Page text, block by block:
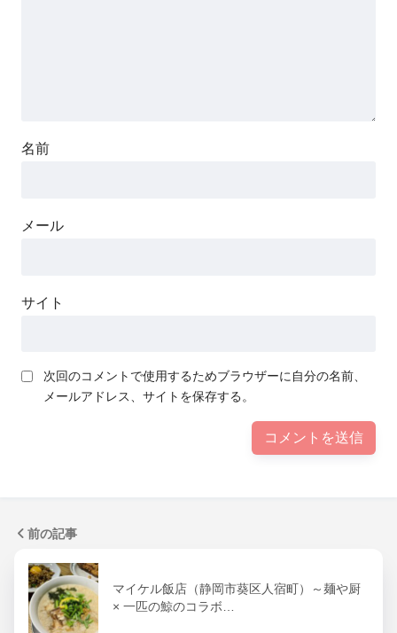
名前
メール
サイト
次回のコメントで使用するためブラウザーに自分の名前、
メールアドレス、サイトを保存する。
前の記事
マイケル飯店（静岡市葵区人宿町）～麺や厨
× 一匹の鯨のコラボ…